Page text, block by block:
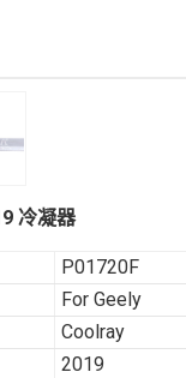
冷凝器
P01720F
For Geely
Coolray
2019